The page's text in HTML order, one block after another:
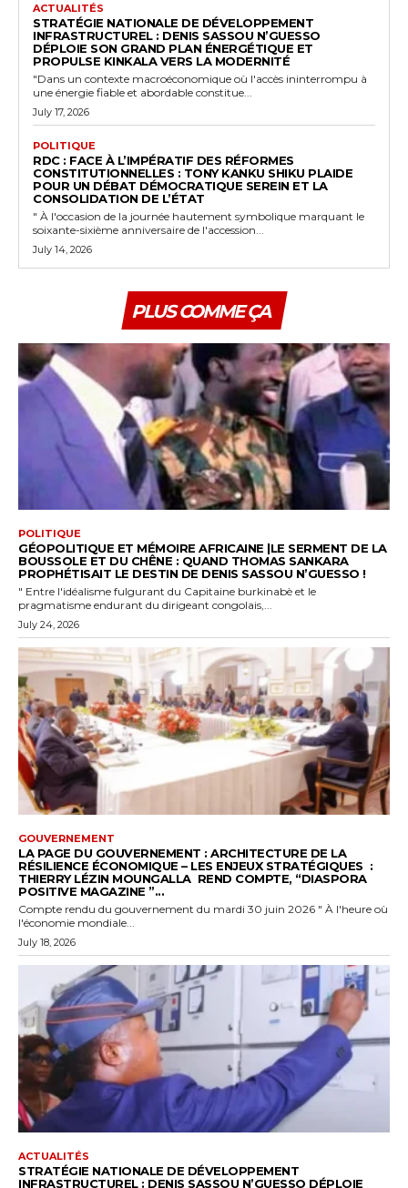
ACTUALITÉS
STRATÉGIE NATIONALE DE DÉVELOPPEMENT
INFRASTRUCTUREL : DENIS SASSOU N’GUESSO
DÉPLOIE SON GRAND PLAN ÉNERGÉTIQUE ET
PROPULSE KINKALA VERS LA MODERNITÉ
"Dans un contexte macroéconomique où l'accès ininterrompu à
une énergie fiable et abordable constitue...
July 17, 2026
POLITIQUE
RDC : FACE À L’IMPÉRATIF DES RÉFORMES
CONSTITUTIONNELLES : TONY KANKU SHIKU PLAIDE
POUR UN DÉBAT DÉMOCRATIQUE SEREIN ET LA
CONSOLIDATION DE L’ÉTAT
" À l'occasion de la journée hautement symbolique marquant le
soixante-sixième anniversaire de l'accession...
July 14, 2026
PLUS COMME ÇA
POLITIQUE
GÉOPOLITIQUE ET MÉMOIRE AFRICAINE |LE SERMENT DE LA
BOUSSOLE ET DU CHÊNE : QUAND THOMAS SANKARA
PROPHÉTISAIT LE DESTIN DE DENIS SASSOU N’GUESSO !
" Entre l'idéalisme fulgurant du Capitaine burkinabè et le
pragmatisme endurant du dirigeant congolais,...
July 24, 2026
GOUVERNEMENT
LA PAGE DU GOUVERNEMENT : ARCHITECTURE DE LA
RÉSILIENCE ÉCONOMIQUE – LES ENJEUX STRATÉGIQUES :
THIERRY LÉZIN MOUNGALLA REND COMPTE, “DIASPORA
POSITIVE MAGAZINE ”...
Compte rendu du gouvernement du mardi 30 juin 2026 " À l'heure où
l'économie mondiale...
July 18, 2026
ACTUALITÉS
STRATÉGIE NATIONALE DE DÉVELOPPEMENT
INFRASTRUCTUREL : DENIS SASSOU N’GUESSO DÉPLOIE